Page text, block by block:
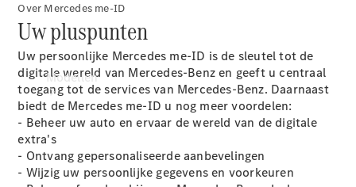
Aanbieder /
Gegevensbescherming
Modellen
Over Mercedes me-ID
Uw pluspunten
Uw persoonlijke Mercedes me-ID is de sleutel tot de
digitale wereld van Mercedes-Benz en geeft u centraal
toegang tot de services van Mercedes-Benz. Daarnaast
biedt de Mercedes me-ID u nog meer voordelen:
- Beheer uw auto en ervaar de wereld van de digitale
extra's
- Ontvang gepersonaliseerde aanbevelingen
- Wijzig uw persoonlijke gegevens en voorkeuren